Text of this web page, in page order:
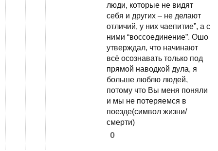
люди, которые не видят
себя и других – не делают
отличий, у них чаепитие”, а с
ними “воссоединение”. Ошо
утверждал, что начинают
всё осознавать только под
прямой наводкой дула, я
больше люблю людей,
потому что Вы меня поняли
и мы не потеряемся в
поезде(символ жизни/
смерти)
0